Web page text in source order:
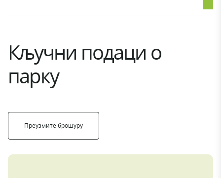
Кључни подаци о
парку
Преузмите брошуру